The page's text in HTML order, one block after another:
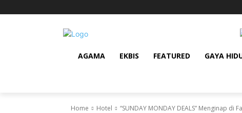
AGAMA EKBIS FEATURED GAYA
Home Hotel “SUNDAY MONDAY DEALS” Menginap